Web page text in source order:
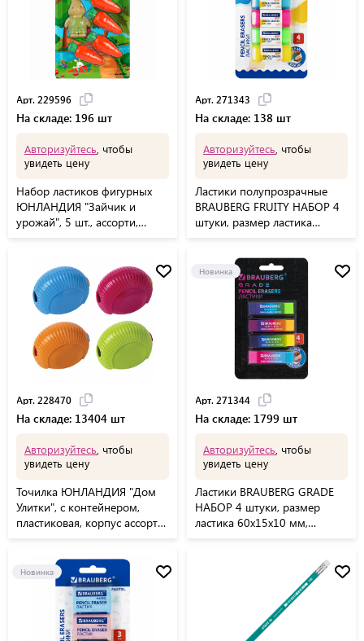
Арт. 229596
На складе: 196 шт
Авторизуйтесь , чтобы
увидеть цену
Набор ластиков фигурных
ЮНЛАНДИЯ "Зайчик и
урожай", 5 шт., ассорти,
Арт. 271343
На складе: 138 шт
Авторизуйтесь , чтобы
увидеть цену
Ластики полупрозрачные
BRAUBERG FRUITY НАБОР 4
штуки, размер ластика
Арт. 228470
На складе: 13404 шт
Авторизуйтесь , чтобы
увидеть цену
Точилка ЮНЛАНДИЯ "Дом
Улитки", с контейнером,
пластиковая, корпус ассорти,
Новинка
Арт. 271344
На складе: 1799 шт
Авторизуйтесь , чтобы
увидеть цену
Ластики BRAUBERG GRADE
НАБОР 4 штуки, размер
ластика 60х15х10 мм,
Новинка